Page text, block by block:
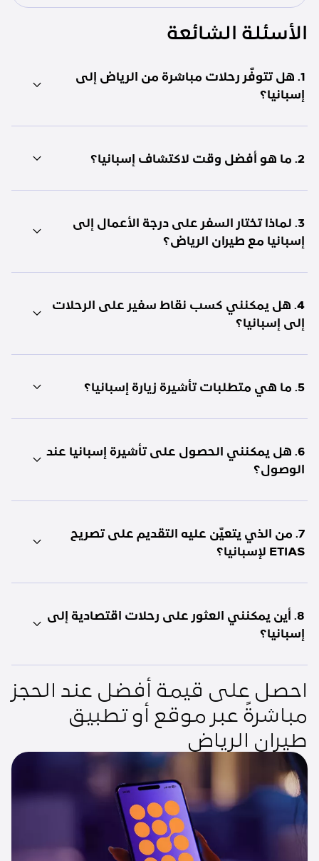
الأسئلة الشائعة
1. هل تتوفّر رحلات مباشرة من الرياض إلى
إسبانيا؟
2. ما هو أفضل وقت لاكتشاف إسبانيا؟
3. لماذا تختار السفر على درجة الأعمال إلى
إسبانيا مع طيران الرياض؟
4. هل يمكنني كسب نقاط سفير على الرحلات
إلى إسبانيا؟
5. ما هي متطلبات تأشيرة زيارة إسبانيا؟
6. هل يمكنني الحصول على تأشيرة إسبانيا عند
الوصول؟
7. من الذي يتعيّن عليه التقديم على تصريح
ETIAS لإسبانيا؟
8. أين يمكنني العثور على رحلات اقتصادية إلى
إسبانيا؟
احصل على قيمة أفضل عند الحجز
مباشرةً عبر موقع أو تطبيق
طيران الرياض